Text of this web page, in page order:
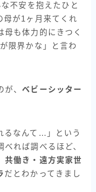
不安を抱えたひと
母が1ヶ月来てくれ
も体力的にきつく
限界かな」と言わ
が、ベビーシッター
るなんて…」という
れば調べるほど、
共働き・遠方実家世
だとわかってきまし